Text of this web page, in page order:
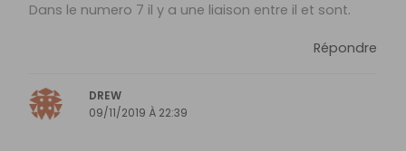
Dans le numero 7 il y a une liaison entre il et sont.
Répondre
DREW
09/11/2019 À 22:39